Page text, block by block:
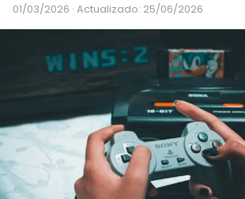
01/03/2026 · Actualizado: 25/06/2026